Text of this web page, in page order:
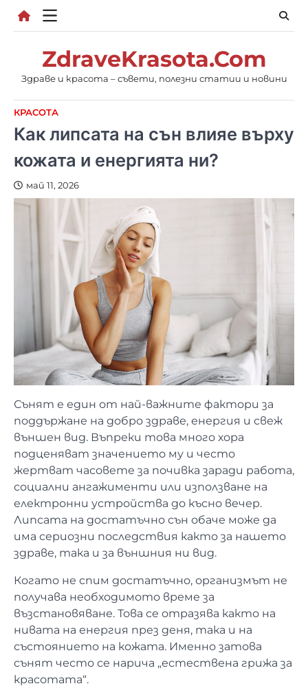
Skip
ZdraveKrasota.Com
Здраве и красота – съвети, полезни статии и новини
КРАСОТА
Как липсата на сън влияе върху
кожата и енергията ни?
май 11, 2026
Сънят е един от най-важните фактори за
поддържане на добро здраве, енергия и свеж
външен вид. Въпреки това много хора
подценяват значението му и често
жертват часовете за почивка заради работа,
социални ангажименти или използване на
електронни устройства до късно вечер.
Липсата на достатъчно сън обаче може да
има сериозни последствия както за нашето
здраве, така и за външния ни вид.
Когато не спим достатъчно, организмът не
получава необходимото време за
възстановяване. Това се отразява както на
нивата на енергия през деня, така и на
състоянието на кожата. Именно затова
сънят често се нарича „естествена грижа за
красотата“.